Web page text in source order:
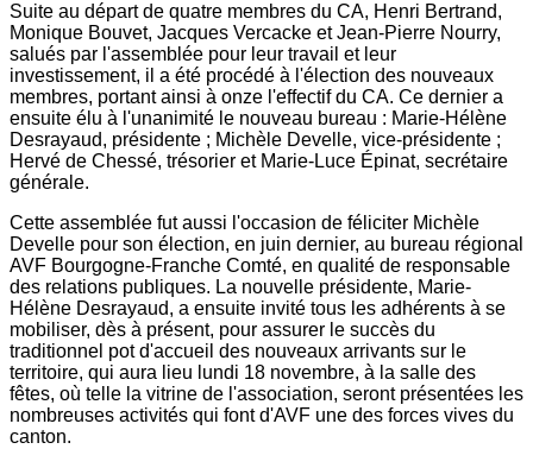
Suite au départ de quatre membres du CA, Henri Bertrand,
Monique Bouvet, Jacques Vercacke et Jean-Pierre Nourry,
salués par l'assemblée pour leur travail et leur
investissement, il a été procédé à l'élection des nouveaux
membres, portant ainsi à onze l'effectif du CA. Ce dernier a
ensuite élu à l'unanimité le nouveau bureau : Marie-Hélène
Desrayaud, présidente ; Michèle Develle, vice-présidente ;
Hervé de Chessé, trésorier et Marie-Luce Épinat, secrétaire
générale.
Cette assemblée fut aussi l'occasion de féliciter Michèle
Develle pour son élection, en juin dernier, au bureau régional
AVF Bourgogne-Franche Comté, en qualité de responsable
des relations publiques. La nouvelle présidente, Marie-
Hélène Desrayaud, a ensuite invité tous les adhérents à se
mobiliser, dès à présent, pour assurer le succès du
traditionnel pot d'accueil des nouveaux arrivants sur le
territoire, qui aura lieu lundi 18 novembre, à la salle des
fêtes, où telle la vitrine de l'association, seront présentées les
nombreuses activités qui font d'AVF une des forces vives du
canton.